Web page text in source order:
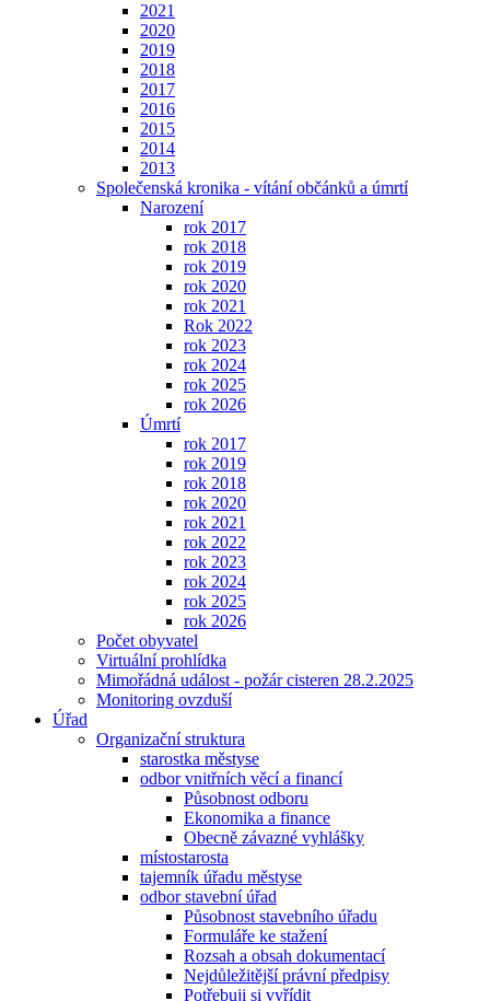
2021
2020
2019
2018
2017
2016
2015
2014
2013
Společenská kronika - vítání občánků a úmrtí
Narození
rok 2017
rok 2018
rok 2019
rok 2020
rok 2021
Rok 2022
rok 2023
rok 2024
rok 2025
rok 2026
Úmrtí
rok 2017
rok 2019
rok 2018
rok 2020
rok 2021
rok 2022
rok 2023
rok 2024
rok 2025
rok 2026
Počet obyvatel
Virtuální prohlídka
Mimořádná událost - požár cisteren 28.2.2025
Monitoring ovzduší
Úřad
Organizační struktura
starostka městyse
odbor vnitřních věcí a financí
Působnost odboru
Ekonomika a finance
Obecně závazné vyhlášky
místostarosta
tajemník úřadu městyse
odbor stavební úřad
Působnost stavebního úřadu
Formuláře ke stažení
Rozsah a obsah dokumentací
Nejdůležitější právní předpisy
Potřebuji si vyřídit